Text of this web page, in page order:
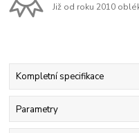
Již od roku 2010
Kompletní specifikace
Parametry